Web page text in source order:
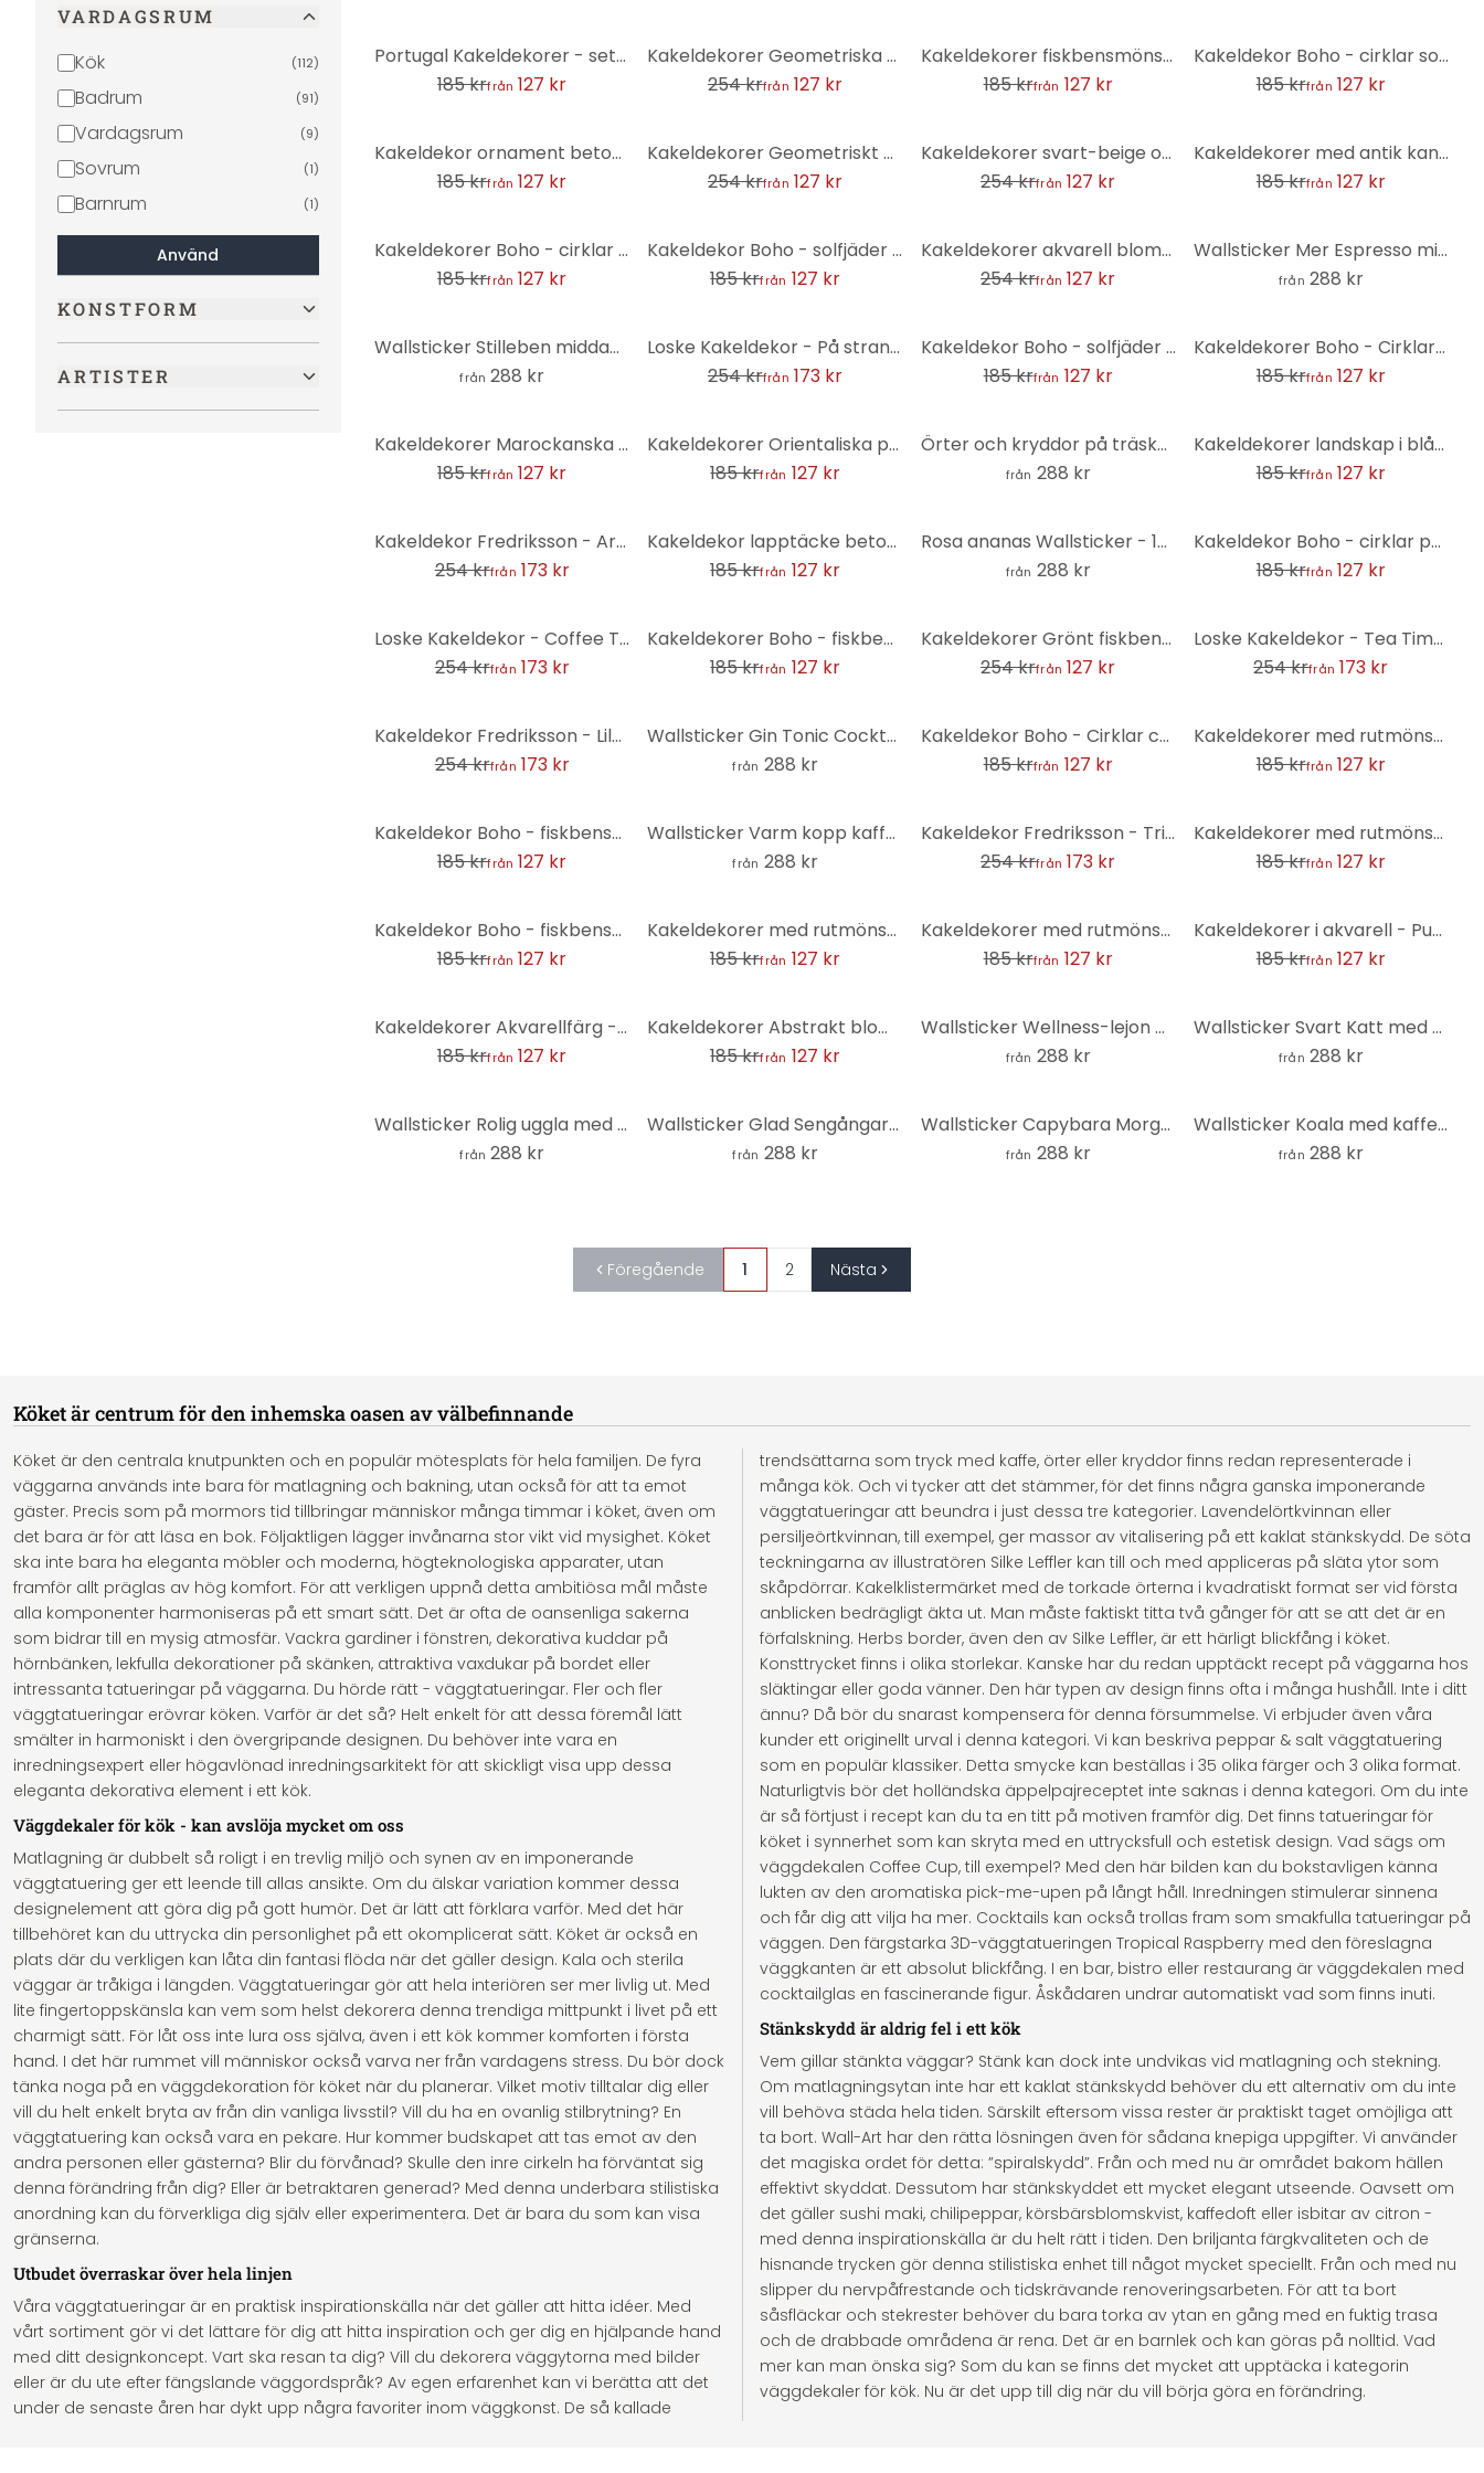
VARDAGSRUM
Kök (112)
Badrum (91)
Vardagsrum (9)
Sovrum (1)
Barnrum (1)
Använd
KONSTFORM
ARTISTER
Portugal Kakeldekorer - set om 12
185 krfrån 127 kr
Kakeldekorer Geometriska ornament i svart-beige - Treechild - set om 12
254 krfrån 127 kr
Kakeldekorer fiskbensmönster filigran - sand - set om 12
185 krfrån 127 kr
Kakeldekor Boho - cirklar sol gul antracit - set om 12
185 krfrån 127 kr
Kakeldekor ornament betong look 01 - set om 12
185 krfrån 127 kr
Kakeldekorer Geometriskt prov med blommor - Treechild - Set om 12
254 krfrån 127 kr
Kakeldekorer svart-beige ornament - Treechild - set om 12
254 krfrån 127 kr
Kakeldekorer med antik kant - set om 12
185 krfrån 127 kr
Kakeldekorer Boho - cirklar grädde rödbrun antracit - set om 12
185 krfrån 127 kr
Kakeldekor Boho - solfjäder eukalyptus - set om 12
185 krfrån 127 kr
Kakeldekorer akvarell blommor blå - Treechild - set om 12
254 krfrån 127 kr
Wallsticker Mer Espresso mindre Depresso - Fritsch - Rund
från 288 kr
Wallsticker Stilleben middag med vin - Treechild - Rund
från 288 kr
Loske Kakeldekor - På stranden - set om 12
254 krfrån 173 kr
Kakeldekor Boho - solfjäder sand röd brun grön - set om 12
185 krfrån 127 kr
Kakeldekorer Boho - Cirklar orange - Set om 12
185 krfrån 127 kr
Kakeldekorer Marockanska intryck - set om 12
185 krfrån 127 kr
Kakeldekorer Orientaliska plattor blå - set om 12
185 krfrån 127 kr
Örter och kryddor på träsked Wallsticker - Dingemans - Rund
från 288 kr
Kakeldekorer landskap i blått - set om 12
185 krfrån 127 kr
Kakeldekor Fredriksson - Art Deco Svart Guld - Set om 12
254 krfrån 173 kr
Kakeldekor lapptäcke betong - set om 12
185 krfrån 127 kr
Rosa ananas Wallsticker - 1X Studio - Rund
från 288 kr
Kakeldekor Boho - cirklar pastellbruna - set om 12
185 krfrån 127 kr
Loske Kakeldekor - Coffee Time - uppsättning om 12
254 krfrån 173 kr
Kakeldekorer Boho - fiskbensmönster cappuccino rödbrun - set om 12
185 krfrån 127 kr
Kakeldekorer Grönt fiskbensmönster i akvarell - Treechild - Set om 12
254 krfrån 127 kr
Loske Kakeldekor - Tea Time - uppsättning om 12
254 krfrån 173 kr
Kakeldekor Fredriksson - Lila safir - Set om 12
254 krfrån 173 kr
Wallsticker Gin Tonic Cocktail - Lizde - Rund
från 288 kr
Kakeldekor Boho - Cirklar cappuccino - Set om 12
185 krfrån 127 kr
Kakeldekorer med rutmönster i pistagevitt - set om 12
185 krfrån 127 kr
Kakeldekor Boho - fiskbensmönster sand - set om 12
185 krfrån 127 kr
Wallsticker Varm kopp kaffe på morgonen - EMELIEmaria - Rund
från 288 kr
Kakeldekor Fredriksson - Trianglar Svart Aprikos - Set om 12
254 krfrån 173 kr
Kakeldekorer med rutmönster i senapsgult och vitt - set om 12
185 krfrån 127 kr
Kakeldekor Boho - fiskbensmönster enkelt - sandgrön rosa - set om 12
185 krfrån 127 kr
Kakeldekorer med rutmönster i grått och vitt - set om 12
185 krfrån 127 kr
Kakeldekorer med rutmönster i persika och vitt - set om 12
185 krfrån 127 kr
Kakeldekorer i akvarell - Pumpa - Uppsättning om 12
185 krfrån 127 kr
Kakeldekorer Akvarellfärg - Strokes Green - Set om 12
185 krfrån 127 kr
Kakeldekorer Abstrakt blommönster - blå - set om 12
185 krfrån 127 kr
Wallsticker Wellness-lejon med kaffe - Korenkova - Rund
från 288 kr
Wallsticker Svart Katt med rosa Munkar Rund - Korenkova
från 288 kr
Wallsticker Rolig uggla med kaffe - Korenkova - Rund
från 288 kr
Wallsticker Glad Sengångare med Kaffe - Korenkova - Rund
från 288 kr
Wallsticker Capybara Morgonkaffe - Korenkova - Rund
från 288 kr
Wallsticker Koala med kaffe - Korenkova - Rund
från 288 kr
Föregående 1 2 Nästa
Köket är centrum för den inhemska oasen av välbefinnande
Köket är den centrala knutpunkten och en populär mötesplats för hela familjen. De fyra
väggarna används inte bara för matlagning och bakning, utan också för att ta emot
gäster. Precis som på mormors tid tillbringar människor många timmar i köket, även om
det bara är för att läsa en bok. Följaktligen lägger invånarna stor vikt vid mysighet. Köket
ska inte bara ha eleganta möbler och moderna, högteknologiska apparater, utan
framför allt präglas av hög komfort. För att verkligen uppnå detta ambitiösa mål måste
alla komponenter harmoniseras på ett smart sätt. Det är ofta de oansenliga sakerna
som bidrar till en mysig atmosfär. Vackra gardiner i fönstren, dekorativa kuddar på
hörnbänken, lekfulla dekorationer på skänken, attraktiva vaxdukar på bordet eller
intressanta tatueringar på väggarna. Du hörde rätt - väggtatueringar. Fler och fler
väggtatueringar erövrar köken. Varför är det så? Helt enkelt för att dessa föremål lätt
smälter in harmoniskt i den övergripande designen. Du behöver inte vara en
inredningsexpert eller högavlönad inredningsarkitekt för att skickligt visa upp dessa
eleganta dekorativa element i ett kök.
Väggdekaler för kök - kan avslöja mycket om oss
Matlagning är dubbelt så roligt i en trevlig miljö och synen av en imponerande
väggtatuering ger ett leende till allas ansikte. Om du älskar variation kommer dessa
designelement att göra dig på gott humör. Det är lätt att förklara varför. Med det här
tillbehöret kan du uttrycka din personlighet på ett okomplicerat sätt. Köket är också en
plats där du verkligen kan låta din fantasi flöda när det gäller design. Kala och sterila
väggar är tråkiga i längden. Väggtatueringar gör att hela interiören ser mer livlig ut. Med
lite fingertoppskänsla kan vem som helst dekorera denna trendiga mittpunkt i livet på ett
charmigt sätt. För låt oss inte lura oss själva, även i ett kök kommer komforten i första
hand. I det här rummet vill människor också varva ner från vardagens stress. Du bör dock
tänka noga på en väggdekoration för köket när du planerar. Vilket motiv tilltalar dig eller
vill du helt enkelt bryta av från din vanliga livsstil? Vill du ha en ovanlig stilbrytning? En
väggtatuering kan också vara en pekare. Hur kommer budskapet att tas emot av den
andra personen eller gästerna? Blir du förvånad? Skulle den inre cirkeln ha förväntat sig
denna förändring från dig? Eller är betraktaren generad? Med denna underbara stilistiska
anordning kan du förverkliga dig själv eller experimentera. Det är bara du som kan visa
gränserna.
Utbudet överraskar över hela linjen
Våra väggtatueringar är en praktisk inspirationskälla när det gäller att hitta idéer. Med
vårt sortiment gör vi det lättare för dig att hitta inspiration och ger dig en hjälpande hand
med ditt designkoncept. Vart ska resan ta dig? Vill du dekorera väggytorna med bilder
eller är du ute efter fängslande väggordspråk? Av egen erfarenhet kan vi berätta att det
under de senaste åren har dykt upp några favoriter inom väggkonst. De så kallade
trendsättarna som tryck med kaffe, örter eller kryddor finns redan representerade i
många kök. Och vi tycker att det stämmer, för det finns några ganska imponerande
väggtatueringar att beundra i just dessa tre kategorier. Lavendelörtkvinnan eller
persiljeörtkvinnan, till exempel, ger massor av vitalisering på ett kaklat stänkskydd. De söta
teckningarna av illustratören Silke Leffler kan till och med appliceras på släta ytor som
skåpdörrar. Kakelklistermärket med de torkade örterna i kvadratiskt format ser vid första
anblicken bedrägligt äkta ut. Man måste faktiskt titta två gånger för att se att det är en
förfalskning. Herbs border, även den av Silke Leffler, är ett härligt blickfång i köket.
Konsttrycket finns i olika storlekar. Kanske har du redan upptäckt recept på väggarna hos
släktingar eller goda vänner. Den här typen av design finns ofta i många hushåll. Inte i ditt
ännu? Då bör du snarast kompensera för denna försummelse. Vi erbjuder även våra
kunder ett originellt urval i denna kategori. Vi kan beskriva peppar & salt väggtatuering
som en populär klassiker. Detta smycke kan beställas i 35 olika färger och 3 olika format.
Naturligtvis bör det holländska äppelpajreceptet inte saknas i denna kategori. Om du inte
är så förtjust i recept kan du ta en titt på motiven framför dig. Det finns tatueringar för
köket i synnerhet som kan skryta med en uttrycksfull och estetisk design. Vad sägs om
väggdekalen Coffee Cup, till exempel? Med den här bilden kan du bokstavligen känna
lukten av den aromatiska pick-me-upen på långt håll. Inredningen stimulerar sinnena
och får dig att vilja ha mer. Cocktails kan också trollas fram som smakfulla tatueringar på
väggen. Den färgstarka 3D-väggtatueringen Tropical Raspberry med den föreslagna
väggkanten är ett absolut blickfång. I en bar, bistro eller restaurang är väggdekalen med
cocktailglas en fascinerande figur. Åskådaren undrar automatiskt vad som finns inuti.
Stänkskydd är aldrig fel i ett kök
Vem gillar stänkta väggar? Stänk kan dock inte undvikas vid matlagning och stekning.
Om matlagningsytan inte har ett kaklat stänkskydd behöver du ett alternativ om du inte
vill behöva städa hela tiden. Särskilt eftersom vissa rester är praktiskt taget omöjliga att
ta bort. Wall-Art har den rätta lösningen även för sådana knepiga uppgifter. Vi använder
det magiska ordet för detta: ”spiralskydd”. Från och med nu är området bakom hällen
effektivt skyddat. Dessutom har stänkskyddet ett mycket elegant utseende. Oavsett om
det gäller sushi maki, chilipeppar, körsbärsblomskvist, kaffedoft eller isbitar av citron -
med denna inspirationskälla är du helt rätt i tiden. Den briljanta färgkvaliteten och de
hisnande trycken gör denna stilistiska enhet till något mycket speciellt. Från och med nu
slipper du nervpåfrestande och tidskrävande renoveringsarbeten. För att ta bort
såsfläckar och stekrester behöver du bara torka av ytan en gång med en fuktig trasa
och de drabbade områdena är rena. Det är en barnlek och kan göras på nolltid. Vad
mer kan man önska sig? Som du kan se finns det mycket att upptäcka i kategorin
väggdekaler för kök. Nu är det upp till dig när du vill börja göra en förändring.